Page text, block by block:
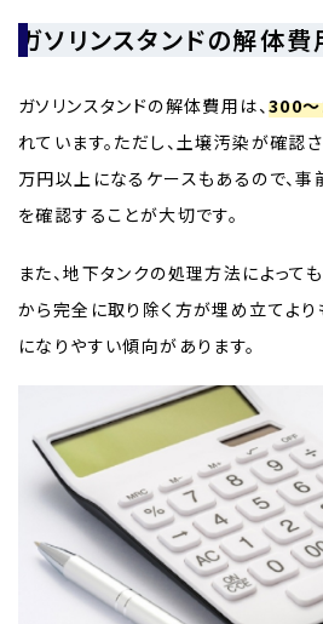
ガソリンスタンドの解体費
ガソリンスタンドの解体費用は、 300
れています。ただし、土壌汚染が確認
万円以上になるケースもあるので、
を確認することが大切です。
また、地下タンクの処理方法によって
から完全に取り除く方が埋め立てよ
になりやすい傾向があります。